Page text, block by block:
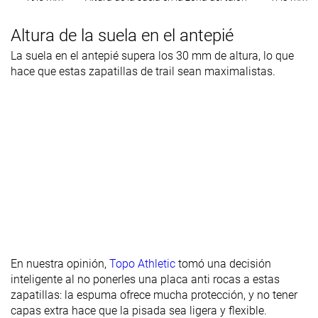
Altura de la suela en el antepié
La suela en el antepié supera los 30 mm de altura, lo que
hace que estas zapatillas de trail sean maximalistas.
En nuestra opinión, Topo Athletic tomó una decisión
inteligente al no ponerles una placa anti rocas a estas
zapatillas: la espuma ofrece mucha protección, y no tener
capas extra hace que la pisada sea ligera y flexible.